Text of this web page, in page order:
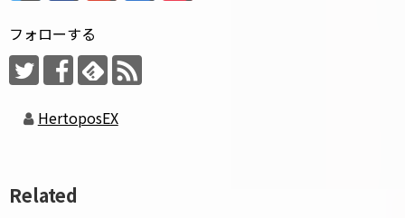
フォローする
HertoposEX
Related